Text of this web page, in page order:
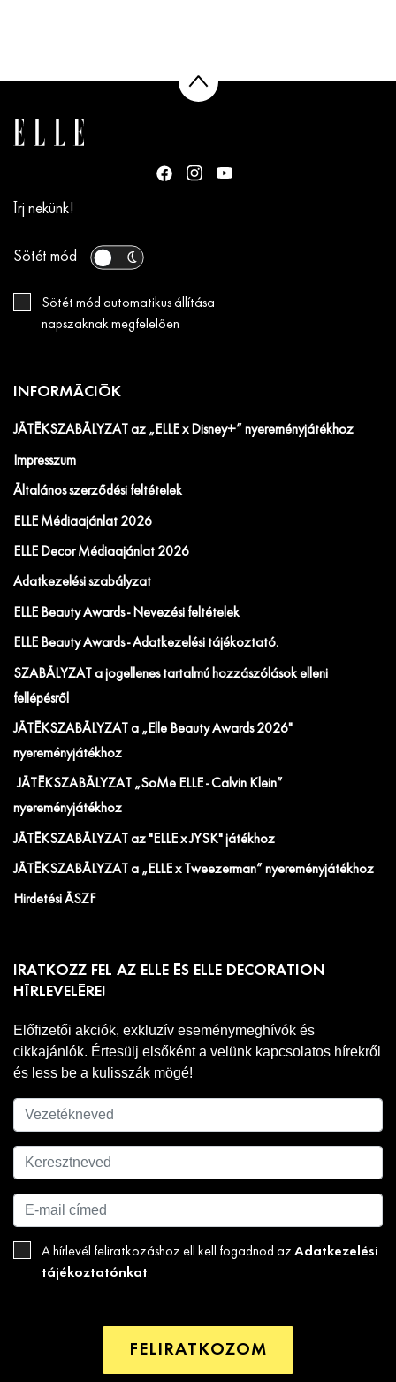
Írj nekünk!
Sötét mód
Sötét mód automatikus állítása
napszaknak megfelelően
INFORMÁCIÓK
JÁTÉKSZABÁLYZAT az „ELLE x Disney+” nyereményjátékhoz
Impresszum
Általános szerződési feltételek
ELLE Médiaajánlat 2026
ELLE Decor Médiaajánlat 2026
Adatkezelési szabályzat
ELLE Beauty Awards - Nevezési feltételek
ELLE Beauty Awards - Adatkezelési tájékoztató.
SZABÁLYZAT a jogellenes tartalmú hozzászólások elleni
fellépésről
JÁTÉKSZABÁLYZAT a „Elle Beauty Awards 2026"
nyereményjátékhoz
JÁTÉKSZABÁLYZAT „SoMe ELLE - Calvin Klein”
nyereményjátékhoz
JÁTÉKSZABÁLYZAT az "ELLE x JYSK" játékhoz
JÁTÉKSZABÁLYZAT a „ELLE x Tweezerman” nyereményjátékhoz
Hirdetési ÁSZF
IRATKOZZ FEL AZ ELLE ÉS ELLE DECORATION
HÍRLEVELÉRE!
Előfizetői akciók, exkluzív eseménymeghívók és
cikkajánlók. Értesülj elsőként a velünk kapcsolatos hírekről
és less be a kulisszák mögé!
A hírlevél feliratkozáshoz ell kell fogadnod az Adatkezelési
tájékoztatónkat.
FELIRATKOZOM